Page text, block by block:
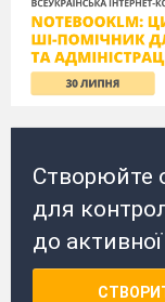
Створюйте
для
до